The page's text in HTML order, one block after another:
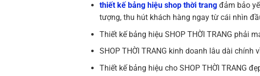
thiết kế bảng hiệu shop thời trangđảm bảo
tượng, thu hút khách hàng ngay từ cái nhìn
Thiết kế bảng hiệu SHOP THỜI TRANG phải
SHOP THỜI TRANG kinh doanh lâu dài
Thiết kế bảng hiệu cho SHOP THỜI TRANG